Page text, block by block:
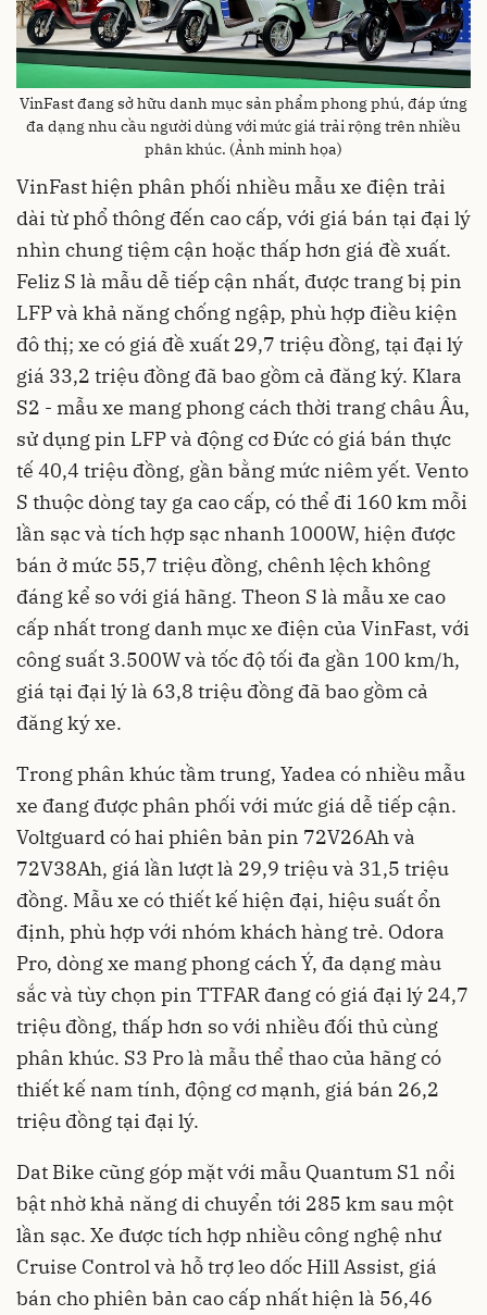
VinFast đang sở hữu danh mục sản phẩm phong phú, đáp ứng
đa dạng nhu cầu người dùng với mức giá trải rộng trên nhiều
phân khúc. (Ảnh minh họa)
VinFast hiện phân phối nhiều mẫu xe điện trải
dài từ phổ thông đến cao cấp, với giá bán tại đại lý
nhìn chung tiệm cận hoặc thấp hơn giá đề xuất.
Feliz S là mẫu dễ tiếp cận nhất, được trang bị pin
LFP và khả năng chống ngập, phù hợp điều kiện
đô thị; xe có giá đề xuất 29,7 triệu đồng, tại đại lý
giá 33,2 triệu đồng đã bao gồm cả đăng ký. Klara
S2 - mẫu xe mang phong cách thời trang châu Âu,
sử dụng pin LFP và động cơ Đức có giá bán thực
tế 40,4 triệu đồng, gần bằng mức niêm yết. Vento
S thuộc dòng tay ga cao cấp, có thể đi 160 km mỗi
lần sạc và tích hợp sạc nhanh 1000W, hiện được
bán ở mức 55,7 triệu đồng, chênh lệch không
đáng kể so với giá hãng. Theon S là mẫu xe cao
cấp nhất trong danh mục xe điện của VinFast, với
công suất 3.500W và tốc độ tối đa gần 100 km/h,
giá tại đại lý là 63,8 triệu đồng đã bao gồm cả
đăng ký xe.
Trong phân khúc tầm trung, Yadea có nhiều mẫu
xe đang được phân phối với mức giá dễ tiếp cận.
Voltguard có hai phiên bản pin 72V26Ah và
72V38Ah, giá lần lượt là 29,9 triệu và 31,5 triệu
đồng. Mẫu xe có thiết kế hiện đại, hiệu suất ổn
định, phù hợp với nhóm khách hàng trẻ. Odora
Pro, dòng xe mang phong cách Ý, đa dạng màu
sắc và tùy chọn pin TTFAR đang có giá đại lý 24,7
triệu đồng, thấp hơn so với nhiều đối thủ cùng
phân khúc. S3 Pro là mẫu thể thao của hãng có
thiết kế nam tính, động cơ mạnh, giá bán 26,2
triệu đồng tại đại lý.
Dat Bike cũng góp mặt với mẫu Quantum S1 nổi
bật nhờ khả năng di chuyển tới 285 km sau một
lần sạc. Xe được tích hợp nhiều công nghệ như
Cruise Control và hỗ trợ leo dốc Hill Assist, giá
bán cho phiên bản cao cấp nhất hiện là 56,46